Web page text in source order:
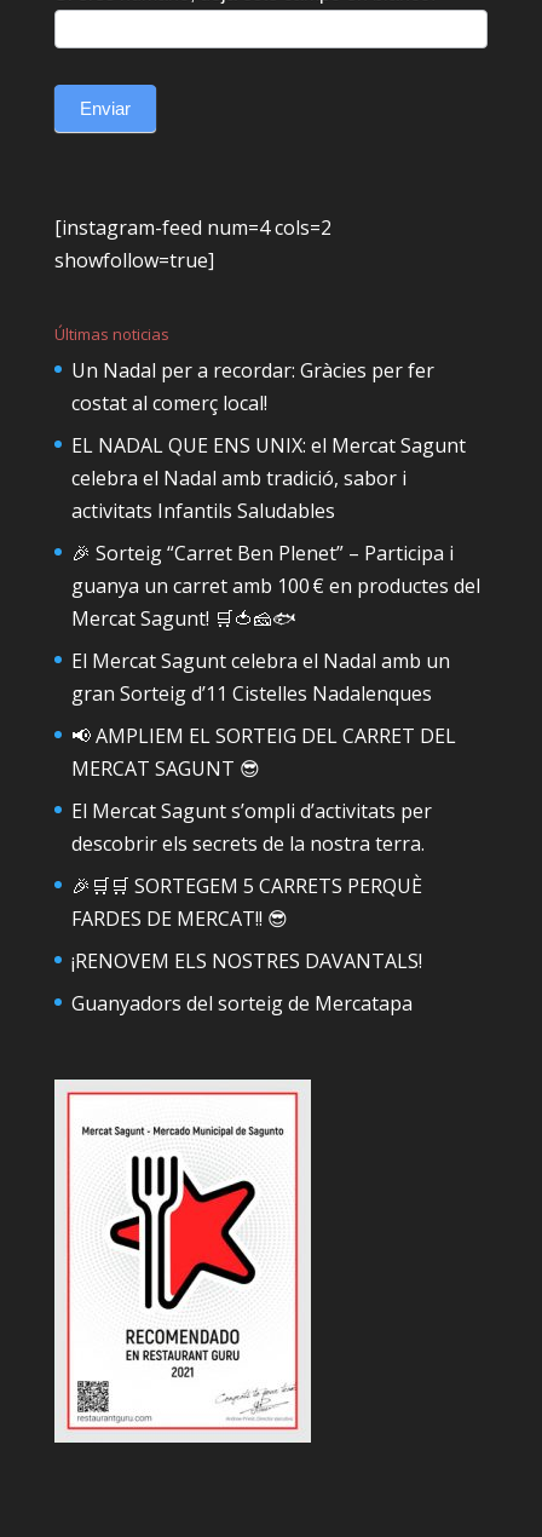
Enviar
[instagram-feed num=4 cols=2
showfollow=true]
Últimas noticias
Un Nadal per a recordar: Gràcies per fer
costat al comerç local!
EL NADAL QUE ENS UNIX: el Mercat Sagunt
celebra el Nadal amb tradició, sabor i
activitats Infantils Saludables
🎉 Sorteig “Carret Ben Plenet” – Participa i
guanya un carret amb 100 € en productes del
Mercat Sagunt! 🛒🍅🧀🐟
El Mercat Sagunt celebra el Nadal amb un
gran Sorteig d’11 Cistelles Nadalenques
📢 AMPLIEM EL SORTEIG DEL CARRET DEL
MERCAT SAGUNT 😎
El Mercat Sagunt s’ompli d’activitats per
descobrir els secrets de la nostra terra.
🎉🛒🛒 SORTEGEM 5 CARRETS PERQUÈ
FARDES DE MERCAT!! 😎
¡RENOVEM ELS NOSTRES DAVANTALS!
Guanyadors del sorteig de Mercatapa